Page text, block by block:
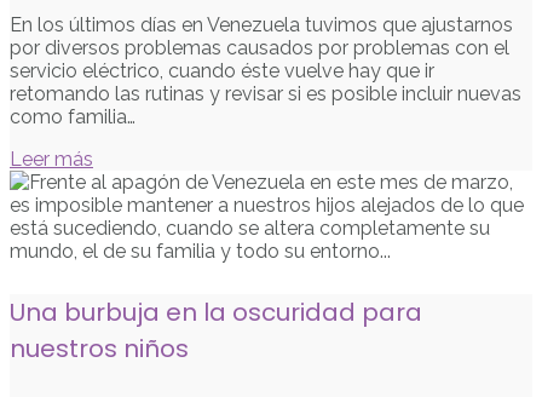
En los últimos días en Venezuela tuvimos que ajustarnos
por diversos problemas causados por problemas con el
servicio eléctrico, cuando éste vuelve hay que ir
retomando las rutinas y revisar si es posible incluir nuevas
como familia…
Leer más
Una burbuja en la oscuridad para
nuestros niños